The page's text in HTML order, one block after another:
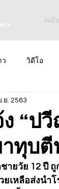
หน้
ว วิดีโอ
“ป
ทุบ
.ย. 2563
ชายวัย 12 ปี
เหลือส่งนำ